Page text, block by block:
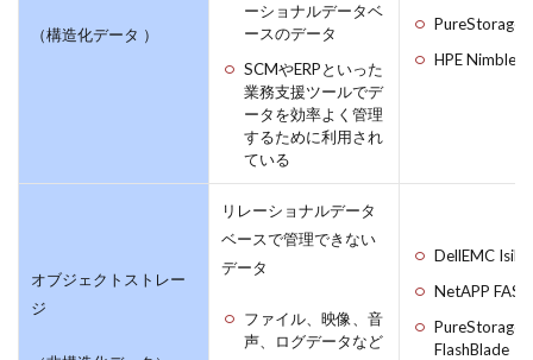
（構造化データ ）
ーショナルデータベ
ースのデータ
SCMやERPといった
業務支援ツールでデ
ータを効率よく管理
するために利用され
ている
PureStorage
HPE Nimble
オブジェクトストレー
ジ
リレーショナルデータ
ベースで管理できない
データ
ファイル、映像、音
声、ログデータなど
DellEMC
NetAPP FAS
PureStorage
FlashBlade